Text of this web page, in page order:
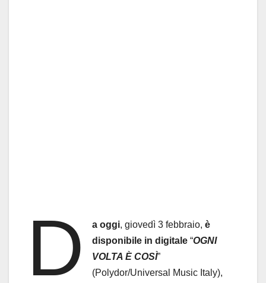
D a oggi, giovedì 3 febbraio,è
disponibile in digitale“OGNI
VOLTA È COSÌ”
(Polydor/Universal Music Italy),